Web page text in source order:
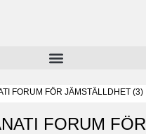
FORUM FÖR JÄMSTÄLLDHET (3)
FORUM FÖR